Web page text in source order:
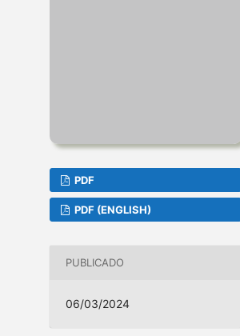
PDF
PDF (ENGLISH)
PUBLICADO
06/03/2024